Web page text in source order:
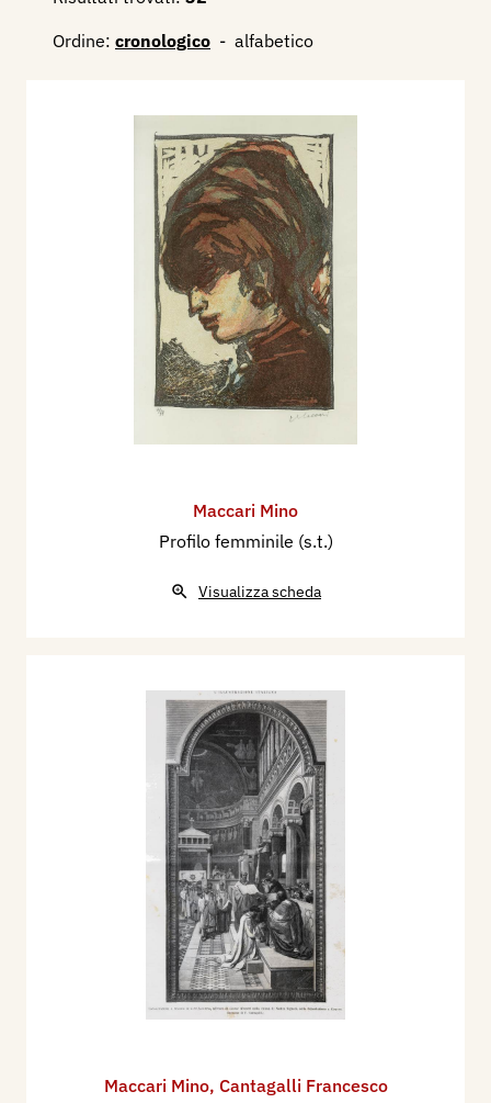
Ordine: cronologico - alfabetico
Maccari Mino
Profilo femminile (s.t.)
Visualizza scheda
Maccari Mino, Cantagalli Francesco